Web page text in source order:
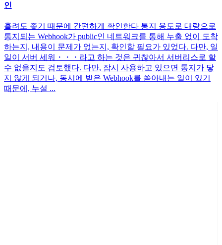
인
흘려도 좋기 때문에 간편하게 확인한다 통지 용도로 대량으로
통지되는 Webhook가 public인 네트워크를 통해 누출 없이 도착
하는지, 내용이 문제가 없는지, 확인할 필요가 있었다. 다만, 일
일이 서버 세워・・・라고 하는 것은 귀찮아서 서버리스로 할
수 없을지도 검토했다. 다만, 잠시 사용하고 있으면 통지가 닿
지 않게 되거나, 동시에 받은 Webhook를 쏟아내는 일이 있기
때문에, 누설 ...